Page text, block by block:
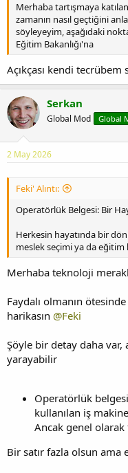
Merhaba tartışmaya
zamanın nasıl geçtiğini
söyleyeyim, aşağıdaki
Eğitim Bakanlığı'na
Açıkçası kendi
Serkan
Global Mod Global
2 May 2026
Feki' Alıntı:
Operatörlük Belgesi: Bir
Herkesin hayatında bir
meslek seçimi ya da eğitim
Merhaba teknoloji
Faydalı olmanın
harikasın @Feki
Şöyle bir detay daha var,
yarayabilir
Operatörlük
kullanılan iş
Ancak genel
Bir satır fazla olsun ama